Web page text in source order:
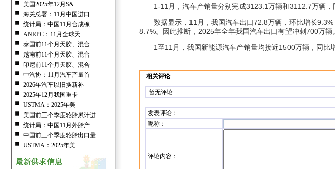
美国2025年12月S&
海关总署：11月中国进口
统计局：中国11月合成橡
ANRPC：11月全球天
泰国前11个月天胶、混合
越南前11个月天胶、混合
印尼前11个月天胶、混合
中汽协：11月汽车产量首
2026年汽车以旧换新补
2025年12月我国重卡
USTMA：2025年美
美国前三个季度轮胎累计进
统计局：中国11月外胎产
中国前三个季度轮胎出口量
USTMA：2025年美
1-11月，汽车产销量分别完成3123.1万辆和3112.7万辆
数据显示，11月，我国汽车出口72.8万辆，环比增长
8.7%。因此推断，2025年全年我国汽车出口有望冲刺700万辆。
1至11月，我国新能源汽车产销量均接近1500万辆，同比
相关评论
暂无评论
发表评论 ：
呢称：
评论内容：